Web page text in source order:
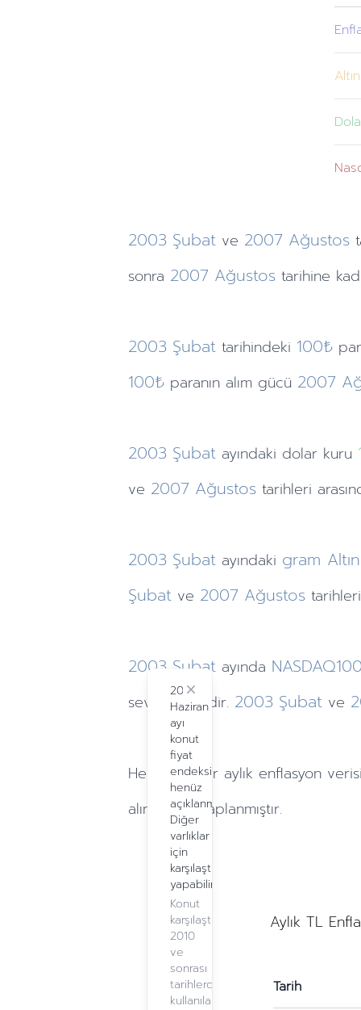
Altın
2003 Şubat ve 2007 Ağustos
sonra 2007 Ağustos tarihine
2003 Şubat tarihindeki 100₺
100₺ paranın alım gücü 2007
2003 Şubat ayındaki dolar kuru
ve 2007 Ağustos tarihleri
2003 Şubat ayındaki gram Altın
Şubat ve 2007 Ağustos
2024
Haziran
ayı
konut
fiyat
endeksi
henüz
açıklanmadı.
Diğer
varlıklar
için
karşılaştırma
yapabilirsiniz.
Konut
karşılaştırma,
2010
ve
sonrası
tarihlerde
kullanılabilir.
Close
2003 Şubat ayında NASDAQ100
seviyesindedir. 2003 Şubat ve
Hesaplamalar aylık enflasyon
alınarak hesaplanmıştır.
Aylık TL
Tarih